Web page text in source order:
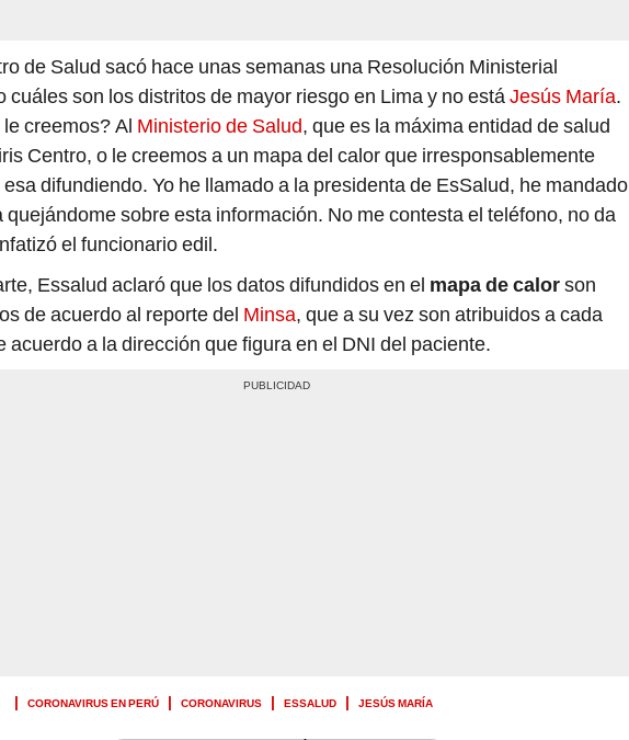
de Salud sacó hace unas semanas una Resolución Ministerial
cuáles son los distritos de mayor riesgo en Lima y no estáJesús María.
creemos? Al Ministerio de Salud, que es la máxima entidad de salud
Centro, o le creemos a un mapa del calor que irresponsablemente
esa difundiendo. Yo he llamado a la presidenta de EsSalud, he mandado
quejándome sobre esta información. No me contesta el teléfono, no da
el funcionario edil.
Essalud aclaró que los datos difundidos en el mapa de calorson
de acuerdo al reporte del Minsa, que a su vez son atribuidos a cada
acuerdo a la dirección que figura en el DNI del paciente.
CORONAVIRUS EN PERÚ CORONAVIRUS ESSALUD JESÚS MARÍA